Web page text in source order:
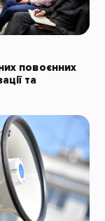
повоєнних
та